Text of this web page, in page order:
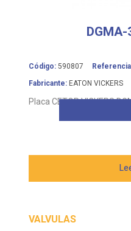
Código: 590807
Fabricante: EATON VICKERS
Placa CETOP VICKERS
VALVULAS